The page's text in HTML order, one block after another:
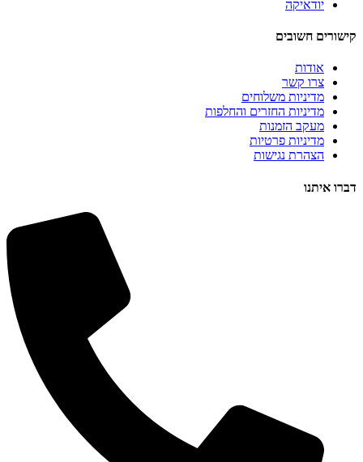
יודאיקה
קישורים חשובים
אודות
צרו קשר
מדיניות משלוחים
מדיניות החזרים והחלפות
מעקב הזמנות
מדיניות פרטיות
הצהרת נגישות
דברו איתנו